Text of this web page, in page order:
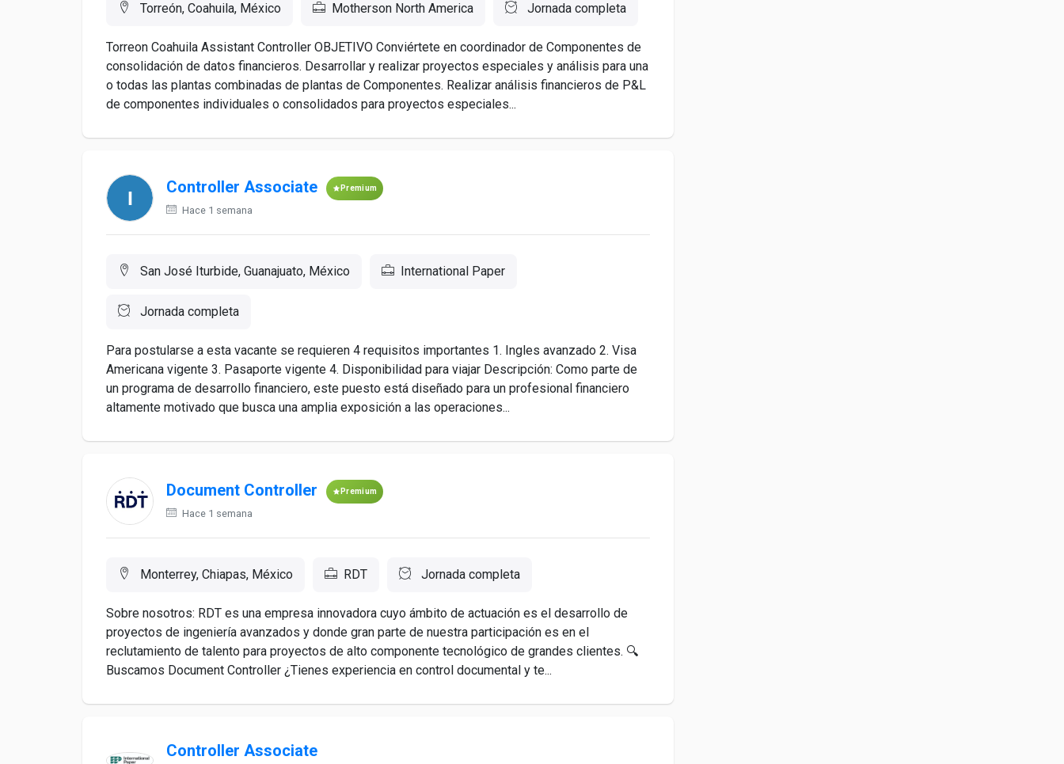
Torreón, Coahuila, México Motherson North America Jornada completa
Torreon Coahuila Assistant Controller OBJETIVO Conviértete en coordinador de Componentes de
consolidación de datos financieros. Desarrollar y realizar proyectos especiales y análisis para una
o todas las plantas combinadas de plantas de Componentes. Realizar análisis financieros de P&L
de componentes individuales o consolidados para proyectos especiales...
Controller Associate Premium
Hace 1 semana
San José Iturbide, Guanajuato, México International Paper
Jornada completa
Para postularse a esta vacante se requieren 4 requisitos importantes 1. Ingles avanzado 2. Visa
Americana vigente 3. Pasaporte vigente 4. Disponibilidad para viajar Descripción: Como parte de
un programa de desarrollo financiero, este puesto está diseñado para un profesional financiero
altamente motivado que busca una amplia exposición a las operaciones...
Document Controller Premium
Hace 1 semana
Monterrey, Chiapas, México RDT Jornada completa
Sobre nosotros: RDT es una empresa innovadora cuyo ámbito de actuación es el desarrollo de
proyectos de ingeniería avanzados y donde gran parte de nuestra participación es en el
reclutamiento de talento para proyectos de alto componente tecnológico de grandes clientes. 🔍
Buscamos Document Controller ¿Tienes experiencia en control documental y te...
Controller Associate